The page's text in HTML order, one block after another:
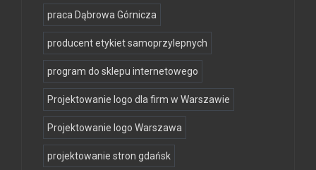
praca Dąbrowa Górnicza
producent etykiet samoprzylepnych
program do sklepu internetowego
Projektowanie logo dla firm w Warszawie
Projektowanie logo Warszawa
projektowanie stron gdańsk